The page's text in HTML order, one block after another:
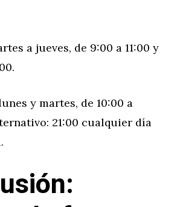
a jueves, de 9:00 a 11:00 y
y martes, de 10:00 a
21:00 cualquier día